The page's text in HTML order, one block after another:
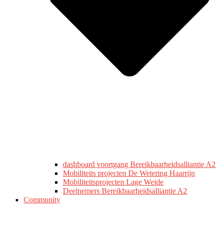
dashboard voortgang Bereikbaarheidsalliantie A2
Mobiliteits projecten De Wetering Haarrijn
Mobiliteitsprojecten Lage Weide
Deelnemers Bereikbaarheidsalliantie A2
Community